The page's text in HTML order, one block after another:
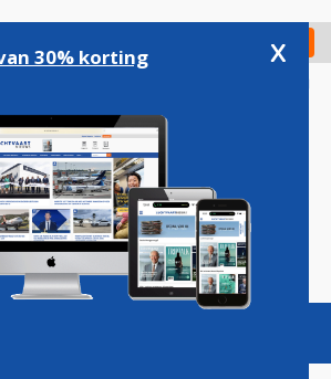
Check in
Podcasts Vacatures
30% korting x